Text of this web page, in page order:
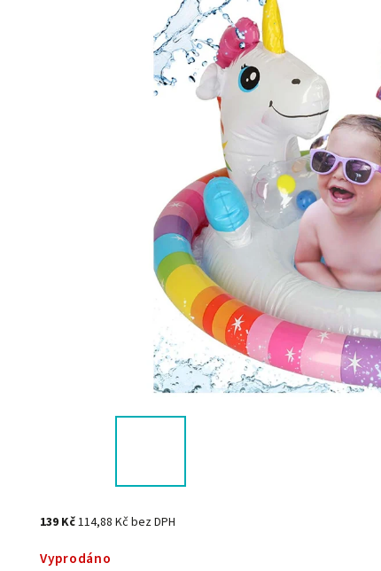
139 Kč114,88 Kč bez DPH
Vyprodáno